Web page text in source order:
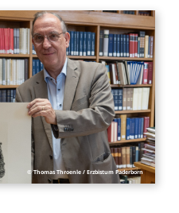
© Thomas Throenle / Erzbistum Paderborn